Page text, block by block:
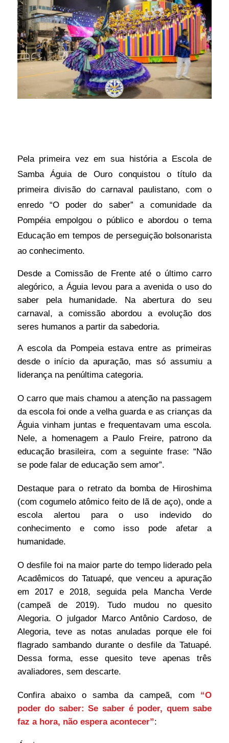
Pela primeira vez em sua história a Escola de
Samba Águia de Ouro conquistou o título da
primeira divisão do carnaval paulistano, com o
enredo “O poder do saber” a comunidade da
Pompéia empolgou o público e abordou o tema
Educação em tempos de perseguição bolsonarista
ao conhecimento.
Desde a Comissão de Frente até o último carro
alegórico, a Águia levou para a avenida o uso do
saber pela humanidade. Na abertura do seu
carnaval, a comissão abordou a evolução dos
seres humanos a partir da sabedoria.
A escola da Pompeia estava entre as primeiras
desde o início da apuração, mas só assumiu a
liderança na penúltima categoria.
O carro que mais chamou a atenção na passagem
da escola foi onde a velha guarda e as crianças da
Águia vinham juntas e frequentavam uma escola.
Nele, a homenagem a Paulo Freire, patrono da
educação brasileira, com a seguinte frase: “Não
se pode falar de educação sem amor”.
Destaque para o retrato da bomba de Hiroshima
(com cogumelo atômico feito de lã de aço), onde a
escola alertou para o uso indevido do
conhecimento e como isso pode afetar a
humanidade.
O desfile foi na maior parte do tempo liderado pela
Acadêmicos do Tatuapé, que venceu a apuração
em 2017 e 2018, seguida pela Mancha Verde
(campeã de 2019). Tudo mudou no quesito
Alegoria. O julgador Marco Antônio Cardoso, de
Alegoria, teve as notas anuladas porque ele foi
flagrado sambando durante o desfile da Tatuapé.
Dessa forma, esse quesito teve apenas três
avaliadores, sem descarte.
Confira abaixo o samba da campeã, com “O
poder do saber: Se saber é poder, quem sabe
faz a hora, não espera acontecer”: